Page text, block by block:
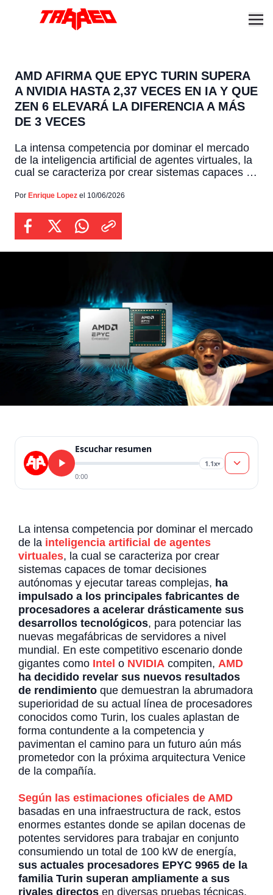
AMD AFIRMA QUE EPYC TURIN SUPERA
A NVIDIA HASTA 2,37 VECES EN IA Y QUE
ZEN 6 ELEVARÁ LA DIFERENCIA A MÁS
DE 3 VECES
La intensa competencia por dominar el mercado
de la inteligencia artificial de agentes virtuales, la
cual se caracteriza por crear sistemas capaces de
complejas, ha impulsado a los principales
drásticamente sus desarrollos tecnológicos, para
potenciar las nuevas megafábricas de servidores
Por Enrique Lopez el 10/06/2026
Escuchar resumen
1.1x▾
0:00
La intensa competencia por dominar el mercado
de la inteligencia artificial de agentes
virtuales, la cual se caracteriza por crear
sistemas capaces de tomar decisiones
autónomas y ejecutar tareas complejas, ha
impulsado a los principales fabricantes de
procesadores a acelerar drásticamente sus
desarrollos tecnológicos, para potenciar las
nuevas megafábricas de servidores a nivel
mundial. En este competitivo escenario donde
gigantes como Intel o NVIDIA compiten, AMD
ha decidido revelar sus nuevos resultados
de rendimiento que demuestran la abrumadora
superioridad de su actual línea de procesadores
conocidos como Turin, los cuales aplastan de
forma contundente a la competencia y
pavimentan el camino para un futuro aún más
prometedor con la próxima arquitectura Venice
de la compañía.
Según las estimaciones oficiales de AMD
basadas en una infraestructura de rack, estos
enormes estantes donde se apilan docenas de
potentes servidores para trabajar en conjunto
consumiendo un total de 100 kW de energía,
sus actuales procesadores EPYC 9965 de la
familia Turin superan ampliamente a sus
rivales directos en diversas pruebas técnicas.